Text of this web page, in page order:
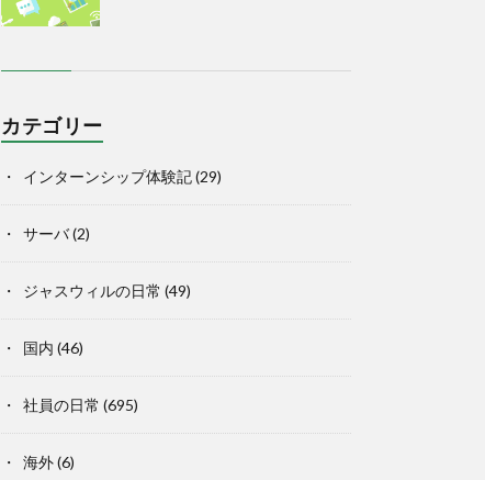
カテゴリー
インターンシップ体験記(29)
サーバ(2)
ジャスウィルの日常 (49)
国内 (46)
社員の日常 (695)
海外(6)